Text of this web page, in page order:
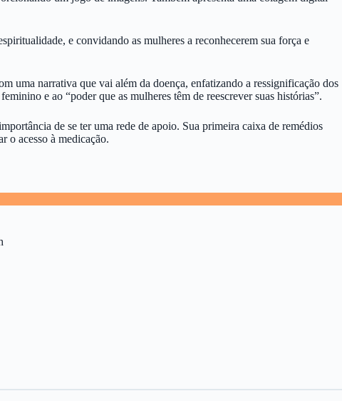
e convidando as mulheres a reconhecerem sua força e
uma narrativa que vai além da doença, enfatizando a ressignificação dos
e ao “poder que as mulheres têm de reescrever suas histórias”.
de se ter uma rede de apoio. Sua primeira caixa de remédios
o acesso à medicação.